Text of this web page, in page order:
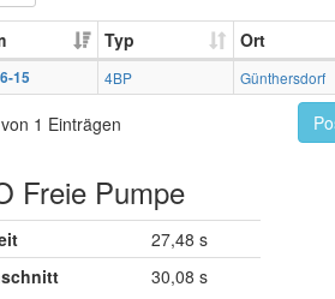
Typ Ort
15 4BP Günthersdorf
1 Einträgen
Freie Pumpe
27,48 s
30,08 s